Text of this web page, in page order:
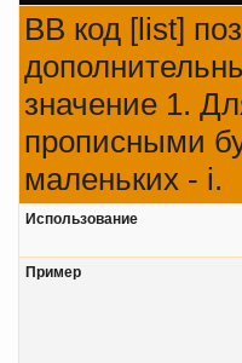
BB код [list]
значение 1.
прописными
маленьких - i.
Использование
Пример